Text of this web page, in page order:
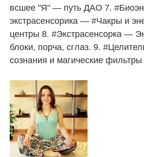
всшее "Я" — путь ДАО 7.
экстрасенсорика — #Чакры и
центры 8. #Экстрасенсорка —
блоки, порча, сглаз. 9.
сознания и магические фильтры